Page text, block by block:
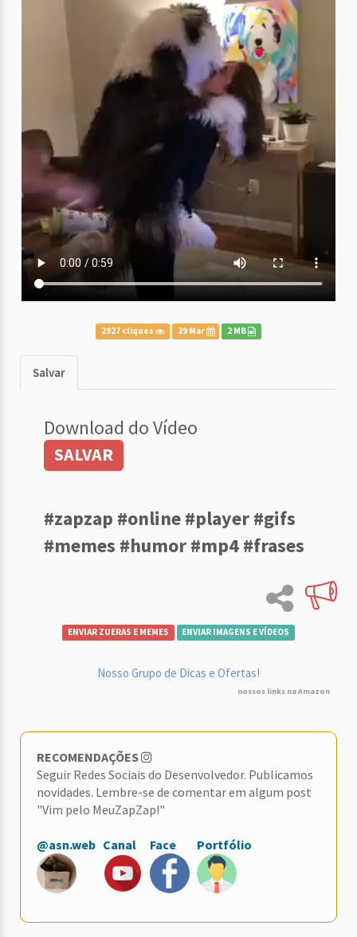
2927 cliques 29 Mar 2 MB
Salvar
Download do Vídeo
SALVAR
#zapzap #online #player #gifs
#memes #humor #mp4 #frases
ENVIAR ZUERAS E MEMES ENVIAR IMAGENS E VÍDEOS
Nosso Grupo de Dicas e Ofertas!
nossos links na Amazon
RECOMENDAÇÕES
Seguir Redes Sociais do Desenvolvedor. Publicamos
novidades. Lembre-se de comentar em algum post
"Vim pelo MeuZapZap!"
@asn.web Canal Face Portfólio